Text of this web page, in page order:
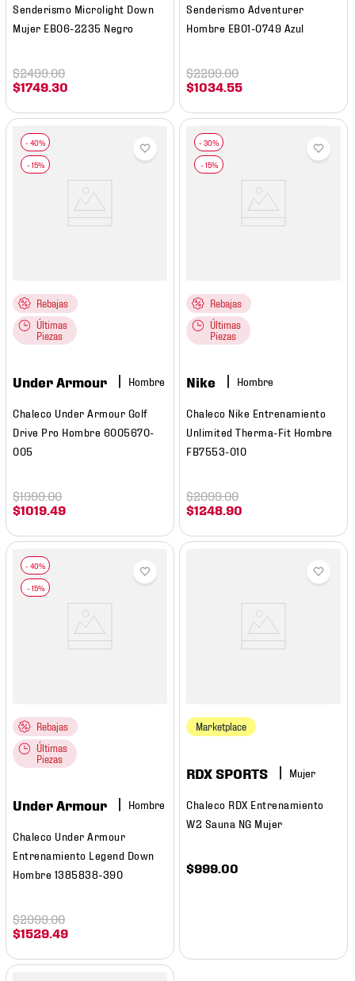
Senderismo Microlight Down
Mujer EB06-2235 Negro
$1749 .30
$2499.00
Senderismo Adventurer
Hombre EB01-0749 Azul
$1034 55
$2299.00
Rebajas
Últimas
Piezas
Under Armour Hombre
Chaleco Under Armour Golf
Drive Pro Hombre 6005670-
005
$1019 .49
$1999.00
Rebajas
Últimas
Piezas
Nike Hombre
Chaleco Nike Entrenamiento
Unlimited Therma-Fit Hombre
FB7553-010
$1248 .90
$2099.00
Rebajas
Últimas
Piezas
Under Armour Hombre
Chaleco Under Armour
Entrenamiento Legend Down
Hombre 1385838-390
$1529 .49
$2999.00
Marketplace
RDX SPORTS Mujer
Chaleco RDX Entrenamiento
W2 Sauna NG Mujer
$999 .00